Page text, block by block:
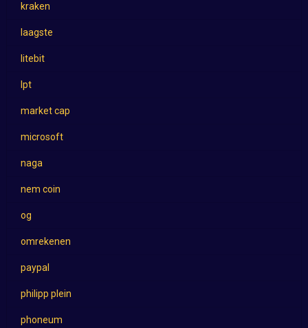
kraken
laagste
litebit
lpt
market cap
microsoft
naga
nem coin
og
omrekenen
paypal
philipp plein
phoneum